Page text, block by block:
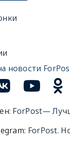
новости
ForPost—
ForPost.